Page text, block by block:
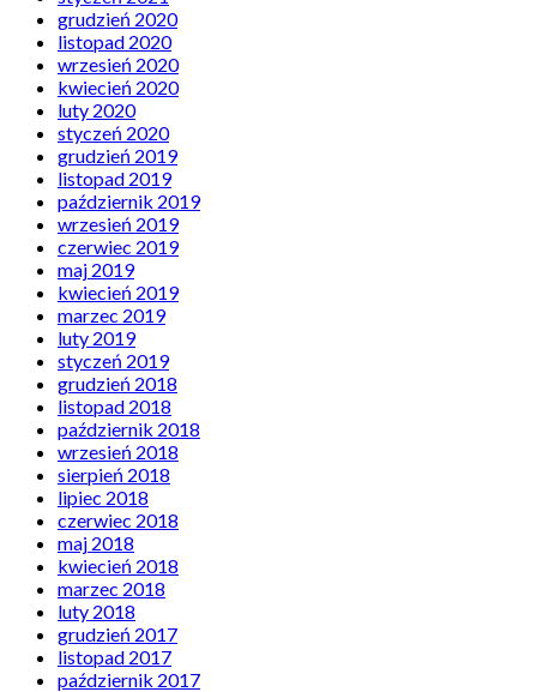
grudzień 2020
listopad 2020
wrzesień 2020
kwiecień 2020
luty 2020
styczeń 2020
grudzień 2019
listopad 2019
październik 2019
wrzesień 2019
czerwiec 2019
maj 2019
kwiecień 2019
marzec 2019
luty 2019
styczeń 2019
grudzień 2018
listopad 2018
październik 2018
wrzesień 2018
sierpień 2018
lipiec 2018
czerwiec 2018
maj 2018
kwiecień 2018
marzec 2018
luty 2018
grudzień 2017
listopad 2017
październik 2017